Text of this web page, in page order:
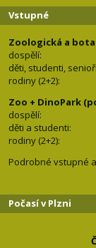
Vstupné
Zoologická a
dospělí:
děti, studenti,
rodiny (2+2):
Zoo + DinoPark
dospělí:
děti a
rodiny (2+2):
Podrobné vstupné
Počasí v Plzni